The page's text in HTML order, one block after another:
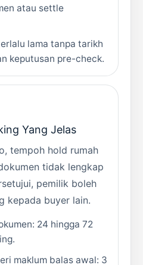
atau settle
lama tanpa tarikh
keputusan pre-check.
Yang Jelas
tempoh hold rumah
tidak lengkap
pemilik boleh
kepada buyer lain.
24 hingga 72
maklum balas awal: 3